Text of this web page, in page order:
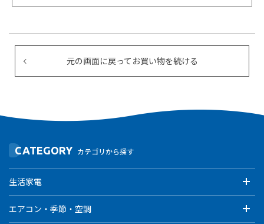
元の画面に戻ってお買い物を続ける
CATEGORY カテゴリから探す
生活家電
エアコン・季節・空調